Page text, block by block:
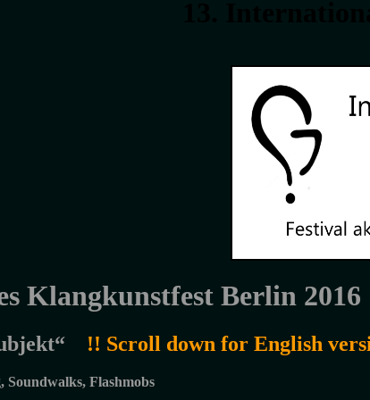
Klangkunstfest Berlin 2016
!! Scroll down for English
Soundwalks, Flashmobs